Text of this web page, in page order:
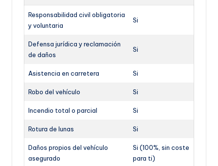
Responsabilidad civil obligatoria
y voluntaria
Si
Defensa jurídica y reclamación
de daños
Si
Asistencia en carretera Si
Robo del vehículo Si
Incendio total o parcial Si
Rotura de lunas Si
Daños propios del vehículo
asegurado
Si (100%, sin coste
para ti)